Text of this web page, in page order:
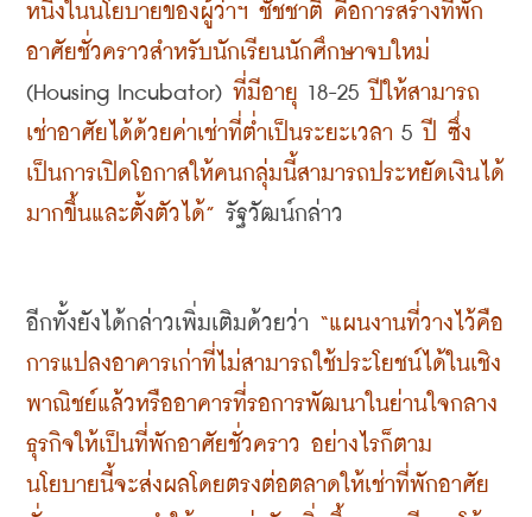
หนึ่งในนโยบายของผู้ว่าฯ ชัชชาติ คือการสร้างที่พัก
อาศัยชั่วคราวสำหรับนักเรียนนักศึกษาจบใหม่
(Housing Incubator) ที่มีอายุ 18-25 ปีให้สามารถ
เช่าอาศัยได้ด้วยค่าเช่าที่ต่ำเป็นระยะเวลา 5 ปี ซึ่ง
เป็นการเปิดโอกาสให้คนกลุ่มนี้สามารถประหยัดเงินได้
มากขึ้นและตั้งตัวได้” รัฐวัฒน์กล่าว
อีกทั้งยังได้กล่าวเพิ่มเติมด้วยว่า “แผนงานที่วางไว้คือ
การแปลงอาคารเก่าที่ไม่สามารถใช้ประโยชน์ได้ในเชิง
พาณิชย์แล้วหรืออาคารที่รอการพัฒนาในย่านใจกลาง
ธุรกิจให้เป็นที่พักอาศัยชั่วคราว อย่างไรก็ตาม
นโยบายนี้จะส่งผลโดยตรงต่อตลาดให้เช่าที่พักอาศัย